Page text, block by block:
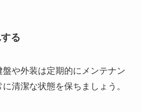
る
盤や外装は定期的にメンテナン
清潔な状態を保ちましょう。